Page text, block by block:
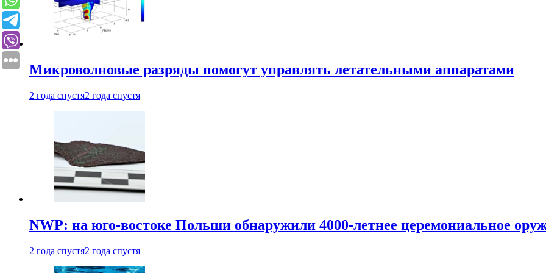
Микроволновые разряды помогут управлять летательными аппаратами
2 года спустя2 года спустя
NWP: на юго-востоке Польши обнаружили 4000-летнее церемониальное
2 года спустя2 года спустя